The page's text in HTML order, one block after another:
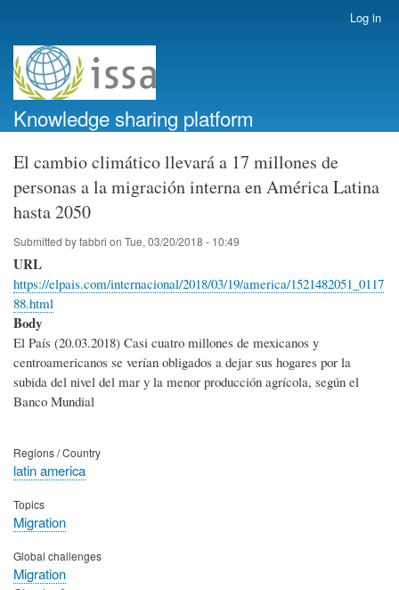
account
menu
Log in
Knowledge sharing platform
El cambio climático llevará a 17 millones de
personas a la migración interna en América Latina
hasta 2050
Submitted byfabbri on Tue, 03/20/2018 - 10:49
URL
https://elpais.com/internacional/2018/03/19/america/1521482051_0117
88.html
Body
El País (20.03.2018) Casi cuatro millones de mexicanos y
centroamericanos se verían obligados a dejar sus hogares por la
subida del nivel del mar y la menor producción agrícola, según el
Banco Mundial
Regions / Country
latin america
Topics
Migration
Global challenges
Migration